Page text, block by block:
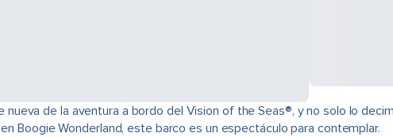
de la aventura a bordo del Vision of the Seas®, y no solo lo
Boogie Wonderland, este barco es un espectáculo para contemplar.